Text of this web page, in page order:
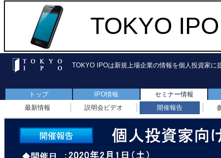
TOKYO
TOKYO IPOは新規上場企業の情報を個人投資家に
トップ IPO情報
セミナー情報
最新情報
説明会ビデオ 開催報告